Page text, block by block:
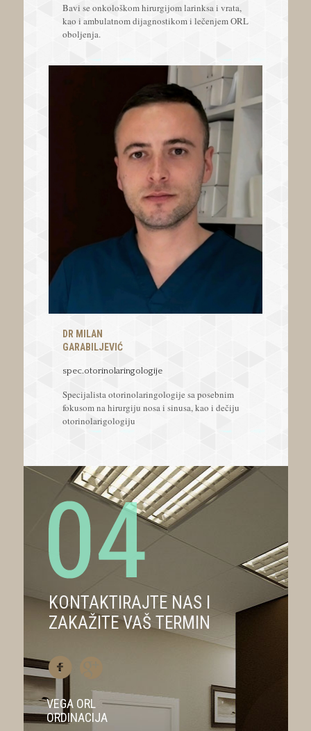
Bavi se onkološkom hirurgijom larinksa i vrata,
kao i ambulatnom dijagnostikom i lečenjem ORL
oboljenja.
DR MILAN
GARABILJEVIĆ
spec.otorinolaringologije
Specijalista otorinolaringologije sa posebnim
fokusom na hirurgiju nosa i sinusa, kao i dečiju
otorinolarigologiju
KONTAKTIRAJTE NAS I
ZAKAŽITE VAŠ TERMIN
VEGA ORL
ORDINACIJA